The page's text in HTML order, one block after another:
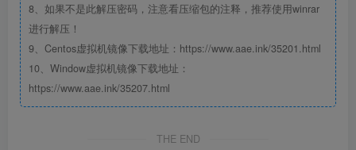
8、如果不是此解压密码，注意看压缩包的注释，推荐使用winrar
进行解压！
9、Centos虚拟机镜像下载地址：https://www.aae.ink/35201.html
10、Window虚拟机镜像下载地址：
https://www.aae.ink/35207.html
THE END